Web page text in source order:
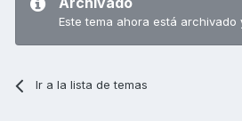
Este tema ahora está
Ir a la lista de temas